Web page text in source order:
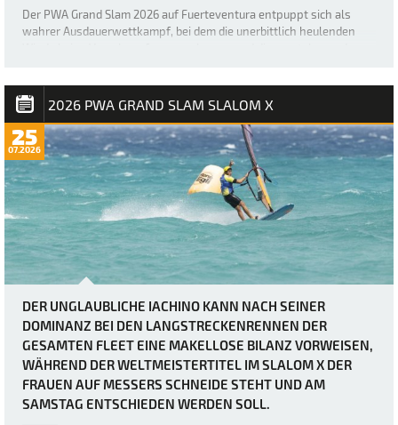
Der PWA Grand Slam 2026 auf Fuerteventura entpuppt sich als
wahrer Ausdauerwettkampf, bei dem die unerbittlich heulenden
absoluten Grenzen bringen. Heute herr…
2026 PWA GRAND SLAM SLALOM X
25
07.2026
DER UNGLAUBLICHE IACHINO KANN NACH SEINER
DOMINANZ BEI DEN LANGSTRECKENRENNEN DER
GESAMTEN FLEET EINE MAKELLOSE BILANZ VORWEISEN,
WÄHREND DER WELTMEISTERTITEL IM SLALOM X DER
FRAUEN AUF MESSERS SCHNEIDE STEHT UND AM
SAMSTAG ENTSCHIEDEN WERDEN SOLL.